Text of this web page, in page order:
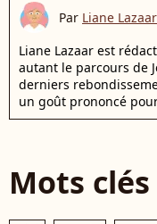
Par Liane Lazaar
Liane Lazaar est
autant le parcours de
derniers
un goût prononcé
Mots clés